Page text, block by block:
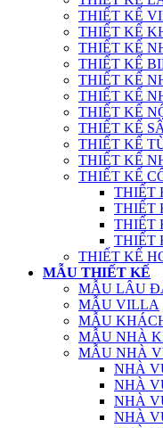
THIẾT KẾ
THIẾT KẾ
THIẾT KẾ
THIẾT KẾ
THIẾT KẾ
THIẾT KẾ
THIẾT KẾ
THIẾT KẾ
THIẾT KẾ
THIẾT KẾ
THIẾT KẾ
THIẾT
THIẾT
THIẾT
THIẾT
THIẾT KẾ
MẪU THIẾT KẾ
MẪU LÂU
MẪU VILLA
MẪU
MẪU NHÀ
MẪU NHÀ
NHÀ
NHÀ
NHÀ
NHÀ